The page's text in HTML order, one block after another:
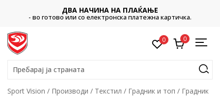
ДВА НАЧИНА НА ПЛАЌАЊЕ
- во готово или со електронска платежна картичка.
0 0
Пребарај ја страната
Sport Vision Производи Текстил Градник и топ
Градник